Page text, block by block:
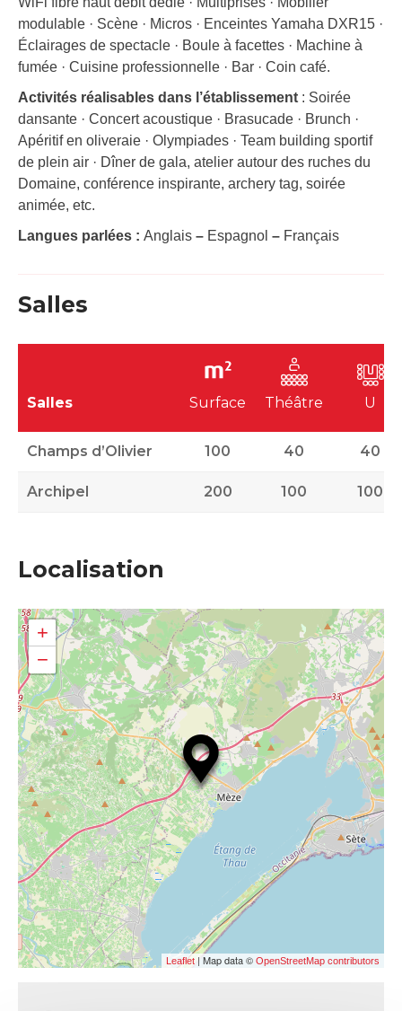
modulable · Scène · Micros · Enceintes Yamaha DXR15 ·
Éclairages de spectacle · Boule à facettes · Machine à
fumée · Cuisine professionnelle · Bar · Coin café.
Activités réalisables dans l’établissement : Soirée
dansante · Concert acoustique · Brasucade · Brunch ·
Apéritif en oliveraie · Olympiades · Team building sportif
de plein air · Dîner de gala, atelier autour des ruches du
Domaine, conférence inspirante, archery tag, soirée
animée, etc.
Langues parlées : Anglais – Espagnol – Français
Salles
Salles Surface Théâtre U
Champs d’Olivier 100 40 40
Archipel 200 100 100
Localisation
+
−
Leaflet | Map data © OpenStreetMap contributors